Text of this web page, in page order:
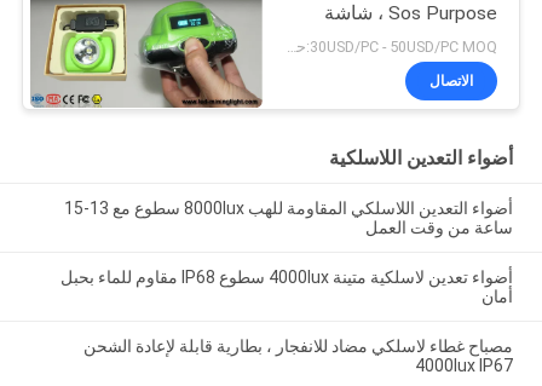
Sos Purpose ، شاشة
OLED
الاتصال
أضواء التعدين اللاسلكية
أضواء التعدين اللاسلكي المقاومة للهب 8000lux سطوع مع 13-15
ساعة من وقت العمل
أضواء تعدين لاسلكية متينة 4000lux سطوع IP68 مقاوم للماء بحبل
أمان
مصباح غطاء لاسلكي مضاد للانفجار ، بطارية قابلة لإعادة الشحن
4000lux IP67